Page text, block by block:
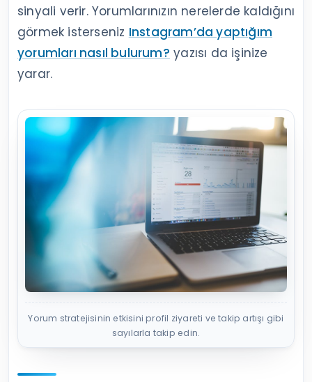
sinyali verir. Yorumlarınızın nerelerde kaldığını
görmek isterseniz Instagram’da yaptığım
yorumları nasıl bulurum? yazısı da işinize
yarar.
Yorum stratejisinin etkisini profil ziyareti ve takip artışı gibi
sayılarla takip edin.